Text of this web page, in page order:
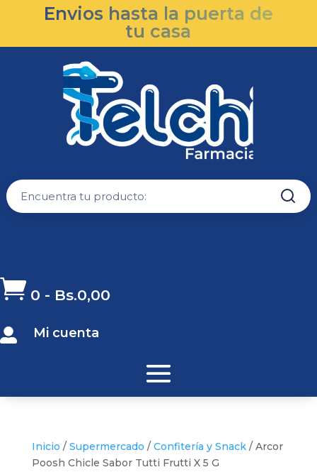
Envios hasta la puerta de
tu casa
 0 - Bs.0,00
 Mi cuenta
Inicio / Supermercado / Confitería y Snack/ Arcor
Poosh Chicle Sabor Tutti Frutti X 5 G